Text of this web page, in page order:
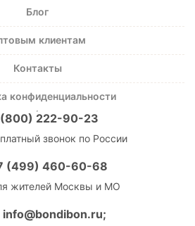
Блог
клиентам
Контакты
конфиденциальности
222-90-23
звонок по России
(499) 460-60-68
жителей Москвы и МО
info@bondibon.ru;